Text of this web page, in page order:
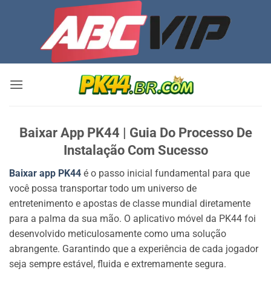
Baixar App PK44 | Guia Do Processo De
Instalação Com Sucesso
Baixar app PK44 é o passo inicial fundamental para que
você possa transportar todo um universo de
entretenimento e apostas de classe mundial diretamente
para a palma da sua mão. O aplicativo móvel da PK44 foi
desenvolvido meticulosamente como uma solução
abrangente. Garantindo que a experiência de cada jogador
seja sempre estável, fluida e extremamente segura.